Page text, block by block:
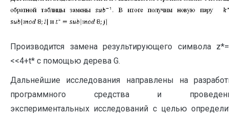
Производится замена результирующего символа
<<4+t* с помощью дерева G.
Дальнейшие исследования направлены на
программного средства и
экспериментальных исследований с целью